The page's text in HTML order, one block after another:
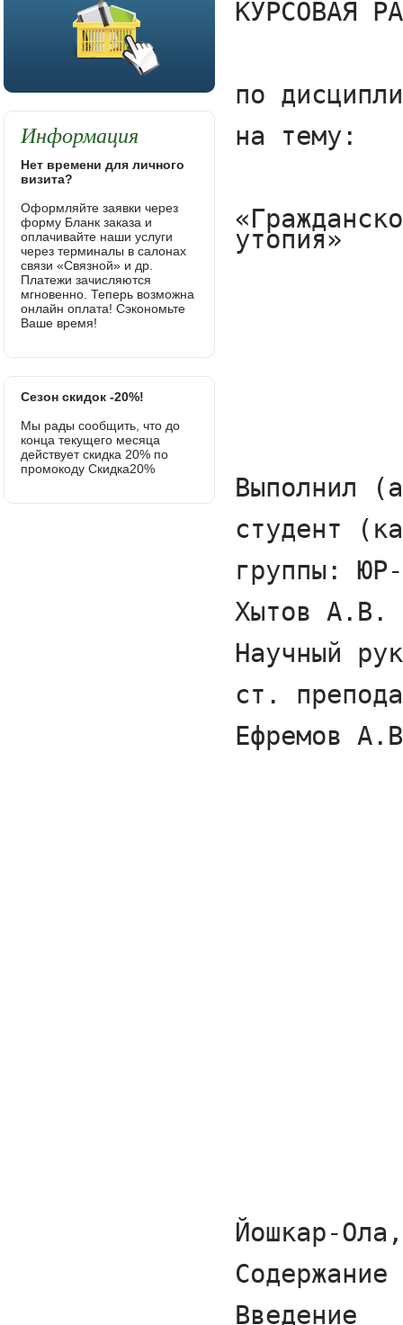
Информация
Нет времени для личного
визита?
Оформляйте заявки через
форму Бланк заказа и
оплачивайте наши услуги
через терминалы в салонах
связи «Связной» и др.
Платежи зачисляются
мгновенно. Теперь возможна
онлайн оплата! Сэкономьте
Ваше время!
Сезон скидок -20%!
Мы рады сообщить, что до
конца текущего месяца
действует скидка 20% по
промокоду Скидка20%